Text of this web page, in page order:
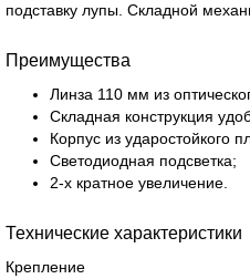
подставку лупы. Складной
Преимущества
Линза 110 мм из
Складная конструкция
Корпус из ударостойкого
Светодиодная подсветка;
2-х кратное увеличение.
Технические характеристики
Крепление